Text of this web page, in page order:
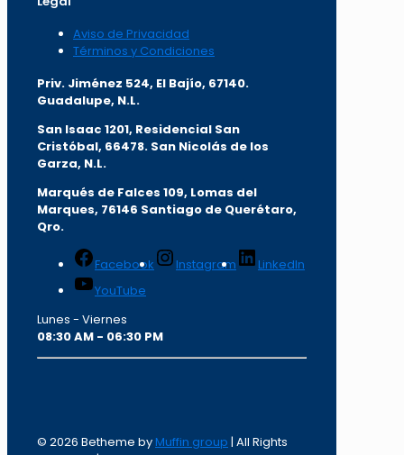
Aviso de Privacidad
Términos y Condiciones
Priv. Jiménez 524, El Bajío, 67140.
Guadalupe, N.L.
San Isaac 1201, Residencial San
Cristóbal, 66478. San Nicolás de los
Garza, N.L.
Marqués de Falces 109, Lomas del
Marques, 76146 Santiago de Querétaro,
Qro.
Facebook Instagram
LinkedIn
YouTube
Lunes - Viernes
08:30 AM - 06:30 PM
© 2026 Betheme by Muffin group | All Rights